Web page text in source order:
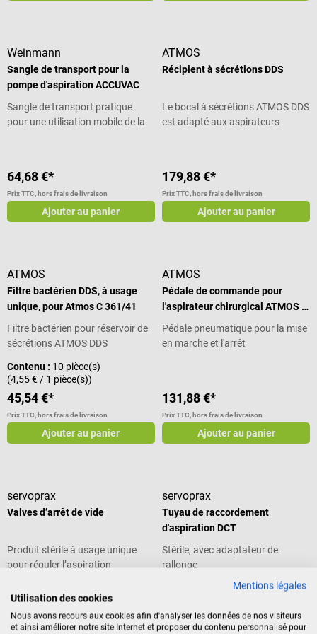
Weinmann
Sangle de transport pour la
pompe d'aspiration ACCUVAC
Sangle de transport pratique
pour une utilisation mobile de la
64,68 €*
Prix TTC, hors frais de livraison
Ajouter au panier
ATMOS
Récipient à sécrétions DDS
Le bocal à sécrétions ATMOS DDS
est adapté aux aspirateurs
liquides de rinçage. L'accessoire
réutilisable pour le système
d'arrimage direct garantit un
processus d'arrimage rapide et
manipulation sont largement
exclues avec ce récipient à
sécrétions DDS, car le système de
collecte DDS ne nécessite aucun
raccord de tuyau. En tant que
récipient interchangeable dans
Le récipient DDS est fabriqué en
plastique de haute qualité, a une
capacité de 3 litres et peut être
Accessoires pour le système
ATMOS Direct Docking
Compatible avec les appareils :
ATMOS Record 55 DDS Gradué
Facile à nettoyer Autoclavable
Plastique Volume : 3 litres
extérieur : 166 mm Contenu de la
livraison 1 récipient à sécrétions
179,88 €*
Prix TTC, hors frais de livraison
Ajouter au panier
ATMOS
Filtre bactérien DDS, à usage
unique, pour Atmos C 361/41
Filtre bactérien pour réservoir de
sécrétions ATMOS DDS
Contenu : 10 pièce(s)
(4,55 € / 1 pièce(s))
45,54 €*
Prix TTC, hors frais de livraison
Ajouter au panier
ATMOS
Pédale de commande pour
l'aspirateur chirurgical ATMOS C
451
Pédale pneumatique pour la mise
en marche et l'arrêt
131,88 €*
Prix TTC, hors frais de livraison
Ajouter au panier
servoprax
Valves d’arrêt de vide
Produit stérile à usage unique
pour réguler l’aspiration
Contenu :100 pièce(s)
servoprax
Tuyau de raccordement
d'aspiration DCT
Stérile, avec adaptateur de
rallonge
Note moyenne de 5 sur 5 étoiles
Mentions légales
Utilisation des cookies
Nous avons recours aux cookies afin d'analyser les données de nos visiteurs
et ainsi améliorer notre site Internet et proposer du contenu personnalisé pour